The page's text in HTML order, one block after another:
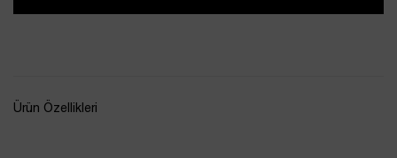
Ürün Özellikleri